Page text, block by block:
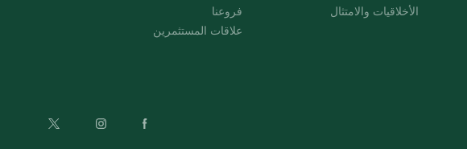
فروعنا
علاقات المستثمرين
الأخلاقيات والامتثال